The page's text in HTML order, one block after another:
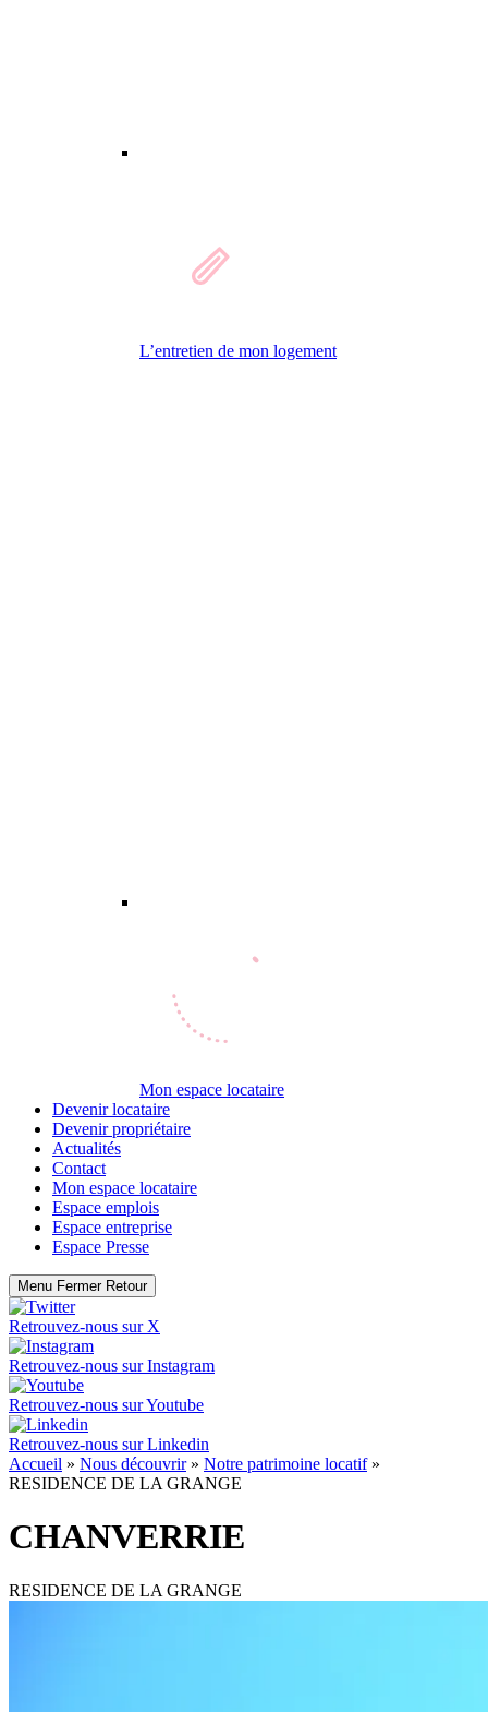
L’entretien de mon logement
Mon espace locataire
Devenir locataire
Devenir propriétaire
Actualités
Contact
Mon espace locataire
Espace emplois
Espace entreprise
Espace Presse
Menu Fermer Retour
Retrouvez-nous sur X
Retrouvez-nous surInstagram
Retrouvez-nous surYoutube
Retrouvez-nous surLinkedin
Accueil » Nous découvrir» Notre patrimoine locatif»
RESIDENCE DE LA GRANGE
CHANVERRIE
RESIDENCE DE LA GRANGE